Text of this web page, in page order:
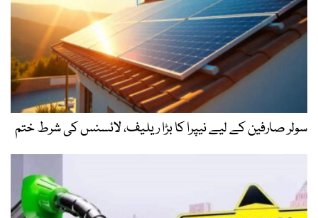
سولر صارفین کے لیے نیپرا کا بڑا ریلیف، لائسنس کی شرط ختم